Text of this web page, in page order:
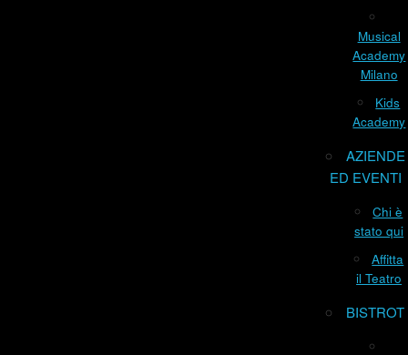
Musical
Academy
Milano
Kids
Academy
AZIENDE
ED EVENTI
Chi è
stato qui
Affitta
il Teatro
BISTROT